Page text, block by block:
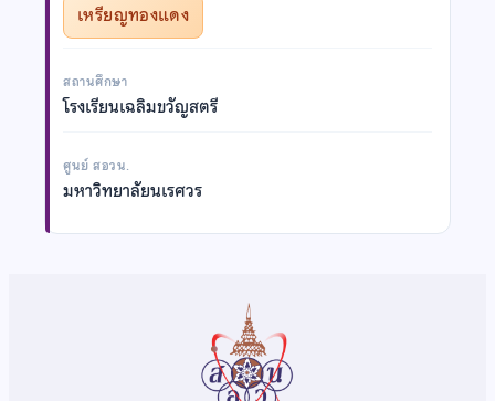
เหรียญทองแดง
สถานศึกษา
โรงเรียนเฉลิมขวัญสตรี
ศูนย์ สอวน.
มหาวิทยาลัยนเรศวร